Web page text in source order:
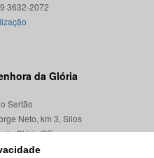
da Glória
Sertão
Neto, km 3, Silos
da Glória/SE
000